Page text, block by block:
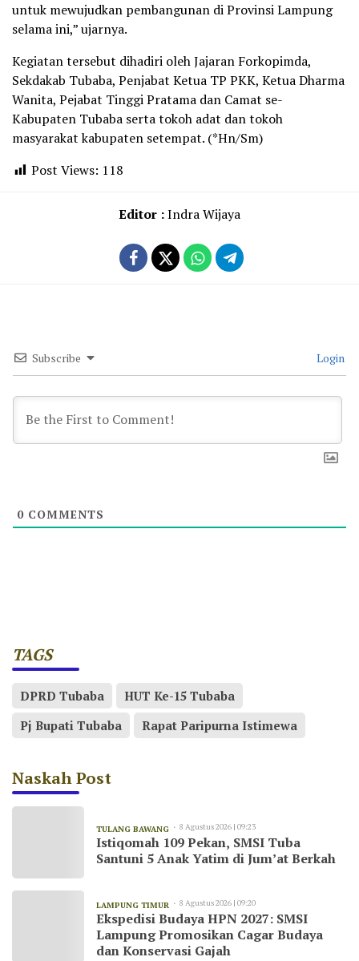
untuk mewujudkan pembangunan di Provinsi Lampung
selama ini,” ujarnya.
Kegiatan tersebut dihadiri oleh Jajaran Forkopimda,
Sekdakab Tubaba, Penjabat Ketua TP PKK, Ketua Dharma
Wanita, Pejabat Tinggi Pratama dan Camat se-
Kabupaten Tubaba serta tokoh adat dan tokoh
masyarakat kabupaten setempat. (*Hn/Sm)
Post Views: 118
Editor :Indra Wijaya
Subscribe Login
0 COMMENTS
TAGS
DPRD Tubaba
HUT Ke-15 Tubaba
Pj Bupati Tubaba
Rapat Paripurna Istimewa
Naskah Post
TULANG BAWANG 8 Agustus 2026 | 09:23
Istiqomah 109 Pekan, SMSI Tuba
Santuni 5 Anak Yatim di Jum’at Berkah
LAMPUNG TIMUR 8 Agustus 2026 | 09:20
Ekspedisi Budaya HPN 2027: SMSI
Lampung Promosikan Cagar Budaya
dan Konservasi Gajah